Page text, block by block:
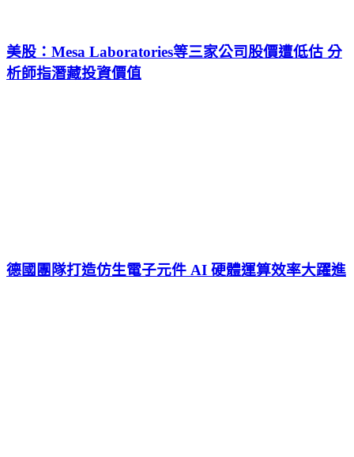
美股：Mesa Laboratories等三家公司股價遭低估 分
析師指潛藏投資價值
德國團隊打造仿生電子元件 AI 硬體運算效率大躍進